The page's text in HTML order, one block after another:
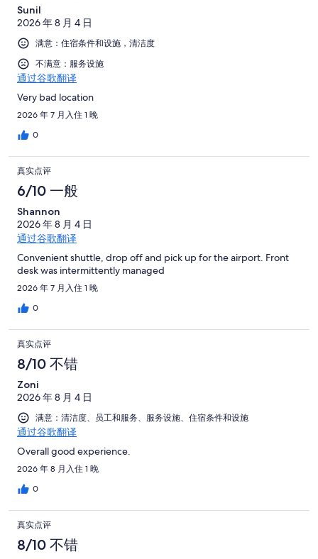
Sunil
2026 年 8 月 4 日
满意：住宿条件和设施，清洁度
不满意：服务设施
通过谷歌翻译
Very bad location
2026 年 7 月入住 1 晚
0
真实点评
6/10 一般
Shannon
2026 年 8 月 4 日
通过谷歌翻译
Convenient shuttle, drop off and pick up for the airport. Front
desk was intermittently managed
2026 年 7 月入住 1 晚
0
真实点评
8/10 不错
Zoni
2026 年 8 月 4 日
满意：清洁度、员工和服务、服务设施、住宿条件和设施
通过谷歌翻译
Overall good experience.
2026 年 8 月入住 1 晚
0
真实点评
8/10 不错